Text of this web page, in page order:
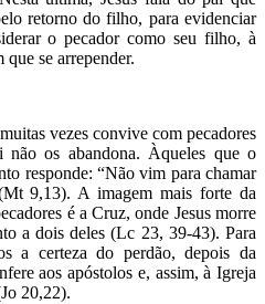
retorno do filho, para evidenciar
o pecador como seu filho, à
que se arrepender.
vezes convive com pecadores
não os abandona. Àqueles que o
responde: “Não vim para chamar
9,13). A imagem mais forte da
é a Cruz, onde Jesus morre
a dois deles (Lc 23, 39-43). Para
a certeza do perdão, depois da
aos apóstolos e, assim, à Igreja
20,22).